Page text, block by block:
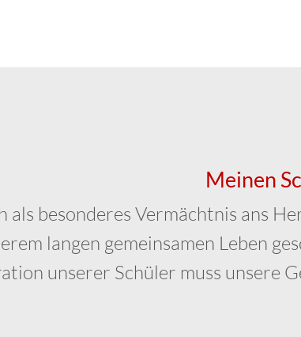
Meinen
als besonderes Vermächtnis ans
langen gemeinsamen Leben
unserer Schüler muss unsere